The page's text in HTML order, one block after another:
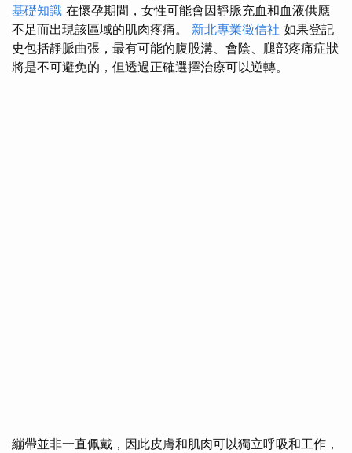
基礎知識 在懷孕期間，女性可能會因靜脈充血和血液供應
不足而出現該區域的肌肉疼痛。 新北專業徵信社 如果登記
史包括靜脈曲張，最有可能的腹股溝、會陰、腿部疼痛症狀
將是不可避免的，但透過正確選擇治療可以逆轉。
繃帶並非一直佩戴，因此皮膚和肌肉可以獨立呼吸和工作，